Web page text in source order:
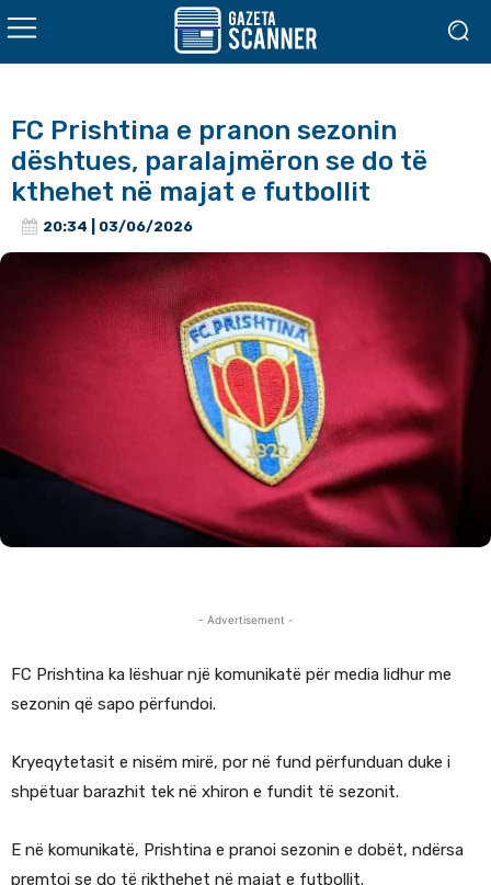
FC Prishtina e pranon sezonin
dështues, paralajmëron se do të
kthehet në majat e futbollit
20:34 | 03/06/2026
- Advertisement -
FC Prishtina ka lëshuar një komunikatë për media lidhur me
sezonin që sapo përfundoi.
Kryeqytetasit e nisëm mirë, por në fund përfunduan duke i
shpëtuar barazhit tek në xhiron e fundit të sezonit.
E në komunikatë, Prishtina e pranoi sezonin e dobët, ndërsa
premtoi se do të rikthehet në majat e futbollit.